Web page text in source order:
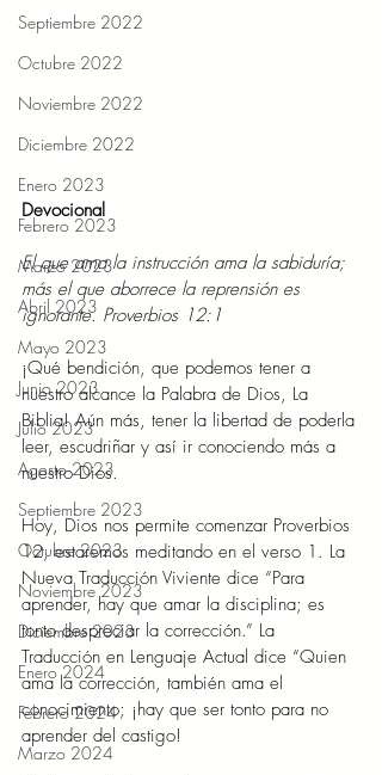
Septiembre 2022
Octubre 2022
Noviembre 2022
Diciembre 2022
Enero 2023
Febrero 2023
Marzo 2023
Abril 2023
Mayo 2023
Junio 2023
Julio 2023
Agosto 2023
Septiembre 2023
Octubre 2023
Noviembre 2023
Diciembre 2023
Enero 2024
Febrero 2024
Marzo 2024
Devocional
El que ama la instrucción ama la sabiduría;
más el que aborrece la reprensión es
ignorante. Proverbios 12:1
¡Qué bendición, que podemos tener a
nuestro alcance la Palabra de Dios, La
Biblia! Aún más, tener la libertad de poderla
leer, escudriñar y así ir conociendo más a
nuestro Dios.
Hoy, Dios nos permite comenzar Proverbios
12, estaremos meditando en el verso 1. La
Nueva Traducción Viviente dice “Para
aprender, hay que amar la disciplina; es
tonto despreciar la corrección.” La
Traducción en Lenguaje Actual dice “Quien
ama la corrección, también ama el
conocimiento; ¡hay que ser tonto para no
aprender del castigo!